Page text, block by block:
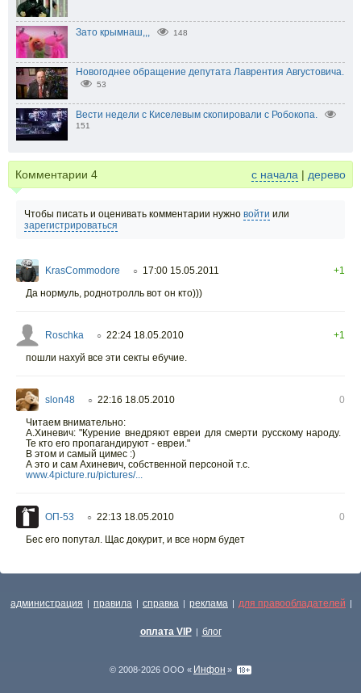
Зато крымнаш,,, 148
Новогоднее обращение депутата Лаврентия Августовича.
53
Вести недели с Киселевым скопировали с Робокопа.
151
Комментарии 4 с начала | дерево
Чтобы писать и оценивать комментарии нужно войти или
зарегистрироваться
KrasCommodore ○ 17:00 15.05.2011
+1
Да нормуль, роднотролль вот он кто)))
Roschka ○ 22:24 18.05.2010
+1
пошли нахуй все эти секты ебучие.
slon48 ○ 22:16 18.05.2010
0
Читаем внимательно:
А.Хиневич: "Курение внедряют евреи для смерти русскому народу.
Те кто его пропагандируют - евреи."
В этом и самый цимес :)
А это и сам Ахиневич, собственной персоной т.с.
www.4picture.ru/pictures/...
ОП-53 ○ 22:13 18.05.2010
0
Бес его попутал. Щас докурит, и все норм будет
администрация | правила | справка | реклама | для правообладателей |
оплата VIP | блог
© 2008-2026 ООО « Инфон »